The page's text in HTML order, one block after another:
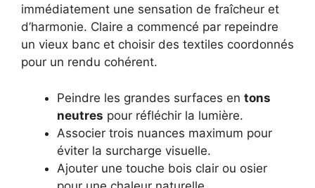
immédiatement une sensation de fraîcheur et
d’harmonie. Claire a commencé par repeindre
un vieux banc et choisir des textiles coordonnés
pour un rendu cohérent.
Peindre les grandes surfaces en tons
neutres pour réfléchir la lumière.
Associer trois nuances maximum pour
éviter la surcharge visuelle.
Ajouter une touche bois clair ou osier